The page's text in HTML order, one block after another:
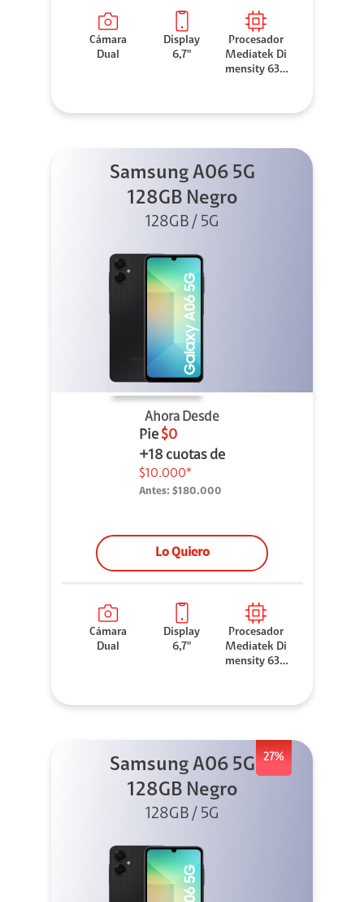
Cámara
Dual
Display
6,7"
Procesador
Mediatek Di
mensity 630
Samsung A06 5G
128GB Negro
128GB / 5G
Ahora Desde
Pie $0
+18 cuotas de
$10.000*
Antes: $180.000
Lo Quiero
Cámara
Dual
Display
6,7"
Procesador
Mediatek Di
mensity 630
27%
Samsung A06 5G
128GB Negro
128GB / 5G